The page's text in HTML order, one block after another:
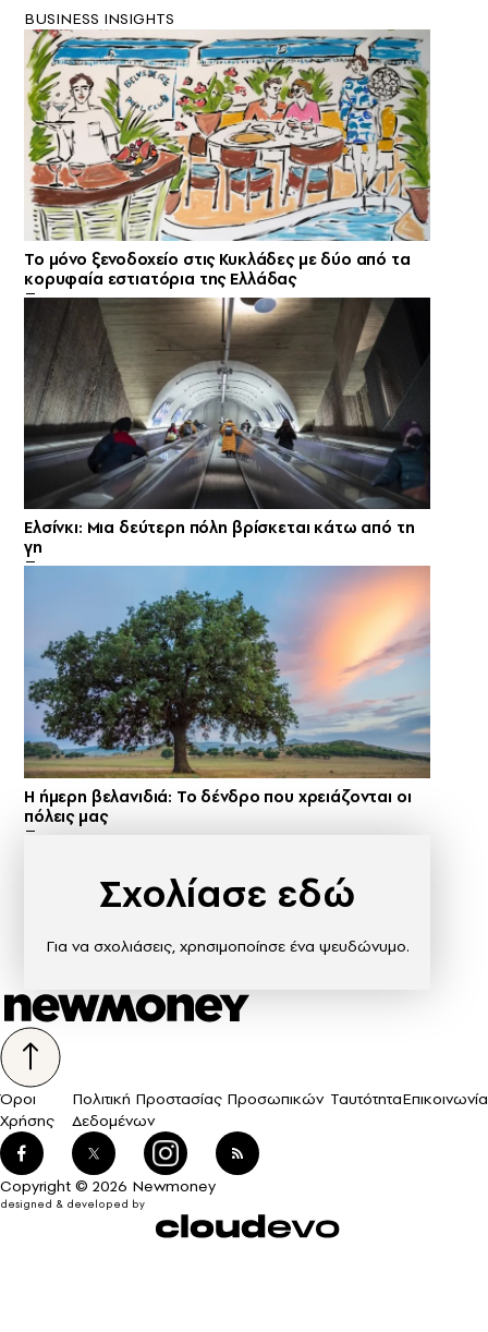
BUSINESS INSIGHTS
Το μόνο ξενοδοχείο στις Κυκλάδες με δύο από τα
κορυφαία εστιατόρια της Ελλάδας
Ελσίνκι: Mια δεύτερη πόλη βρίσκεται κάτω από τη
γη
Η ήμερη βελανιδιά: Το δένδρο που χρειάζονται οι
πόλεις μας
Σχολίασε εδώ
Για να σχολιάσεις, χρησιμοποίησε ένα ψευδώνυμο.
Όροι
Χρήσης
Πολιτική Προστασίας Προσωπικών
Δεδομένων
ΤαυτότηταΕπικοινωνία
Copyright © 2026 Newmoney
designed & developed by